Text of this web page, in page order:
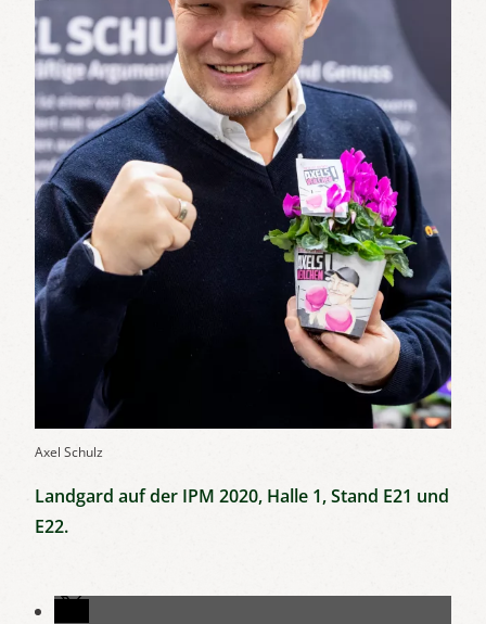
Axel Schulz
Landgard auf der IPM 2020, Halle 1, Stand E21 und
E22.